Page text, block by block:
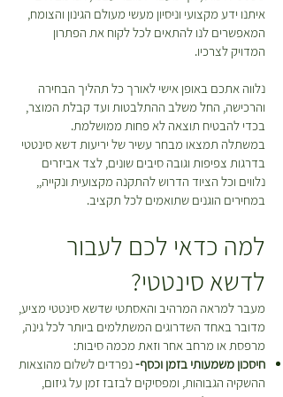
מ
ט
שעות מקבלת המשלוח. ישנה עלות של
30 ש”ח בעבור המשלוח. במידה
ובחרתם להחזיר פריטים תהיה עלות
המקוריים ואלו יקוזזו מהזיכוי שמגיע
לכם. *יש לטפל בצמחים על פי
ההוראות המופיעות על גבי כל צמח
בעמוד המוצר עד למועד ביצוע
ההחזרה\החלפה.
איתנו ידע מקצועי וניסיון מעשי מעולם הגינון והצומח,
המאפשרים לנו להתאים לכל לקוח את הפתרון
המדויק לצרכיו.
נלווה אתכם באופן אישי לאורך כל תהליך הבחירה
והרכישה, החל משלב ההתלבטות ועד קבלת המוצר,
בכדי להבטיח תוצאה לא פחות ממושלמת.
במשתלה תמצאו מבחר עשיר של יריעות דשא סינטטי
בדרגות צפיפות וגובה סיבים שונים, לצד אביזרים
נלווים וכל הציוד הדרוש להתקנה מקצועית ונקייה,,
במחירים הוגנים שתואמים לכל תקציב.
למה כדאי לכם לעבור
לדשא סינטטי?
מעבר למראה המרהיב והאסתטי שדשא סינטטי מציע,
מדובר באחד השדרוגים המשתלמים ביותר לכל גינה,
מרפסת או מרחב אחר וזאת מכמה סיבות:
חיסכון משמעותי בזמן וכסף-נפרדים לשלום מהוצאות
ההשקיה הגבוהות, ומפסיקים לבזבז זמן על גיזום,